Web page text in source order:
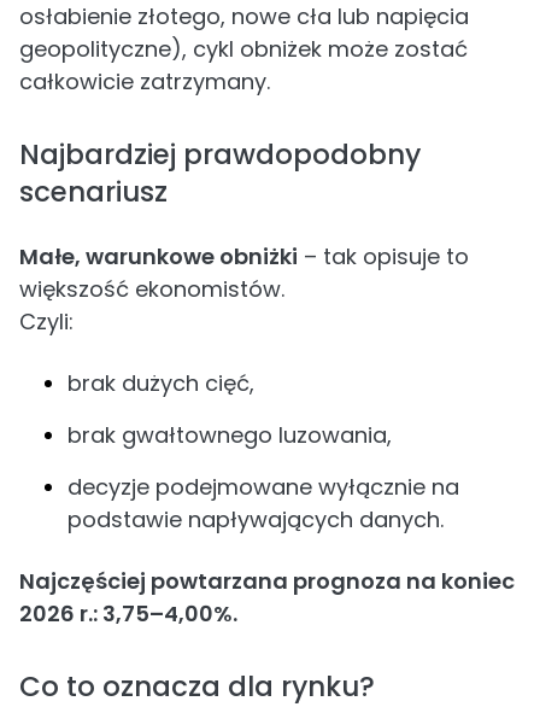
osłabienie złotego, nowe cła lub napięcia
geopolityczne), cykl obniżek może zostać
całkowicie zatrzymany.
Najbardziej prawdopodobny
scenariusz
Małe, warunkowe obniżki – tak opisuje to
większość ekonomistów.
Czyli:
brak dużych cięć,
brak gwałtownego luzowania,
decyzje podejmowane wyłącznie na
podstawie napływających danych.
Najczęściej powtarzana prognoza na koniec
2026 r.: 3,75–4,00%.
Co to oznacza dla rynku?